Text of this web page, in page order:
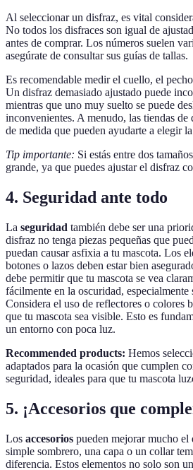
Al seleccionar un disfraz, es vital
No todos los disfraces son igual de
antes de comprar. Los números suelen
asegúrate de consultar sus guías de tallas.
Es recomendable medir el cuello, el
Un disfraz demasiado ajustado puede
mientras que uno muy suelto se puede
inconvenientes. A menudo, las tiendas de
de medida que pueden ayudarte a elegir
Tip importante: Si estás entre dos
grande, ya que puedes ajustar el disfraz
4. Seguridad ante todo
La seguridad también debe ser una
disfraz no tenga piezas pequeñas que
puedan causar asfixia a tu mascota. Los
botones o lazos deben estar bien
debe permitir que tu mascota se vea
fácilmente en la oscuridad, especialmente
Considera el uso de reflectores o colores
que tu mascota sea visible. Esto es
un entorno con poca luz.
Recommended products: Hemos
adaptados para la ocasión que cumplen
seguridad, ideales para que tu mascota
5. ¡Accesorios que
Los accesorios pueden mejorar mucho el
simple sombrero, una capa o un collar
diferencia. Estos elementos no solo son